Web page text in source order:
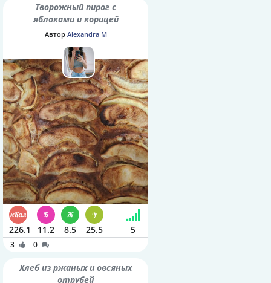
Творожный пирог с
яблоками и корицей
Автор Alexandra M
226.1 11.2 8.5 25.5 5
3 0
Хлеб из ржаных и овсяных
отрубей